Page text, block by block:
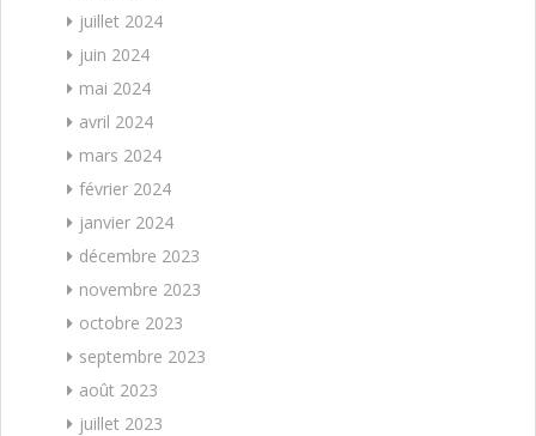
juillet 2024
juin 2024
mai 2024
avril 2024
mars 2024
février 2024
janvier 2024
décembre 2023
novembre 2023
octobre 2023
septembre 2023
août 2023
juillet 2023